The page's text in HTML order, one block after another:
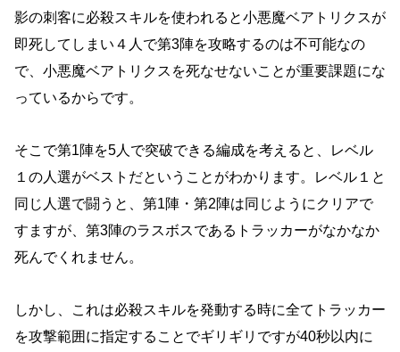
影の刺客に必殺スキルを使われると小悪魔ベアトリクスが
即死してしまい４人で第3陣を攻略するのは不可能なの
で、小悪魔ベアトリクスを死なせないことが重要課題にな
っているからです。
そこで第1陣を5人で突破できる編成を考えると、レベル
１の人選がベストだということがわかります。
レベル１と
同じ人選で闘うと、第1陣・第2陣は同じようにクリアで
すますが、第3陣のラスボスであるトラッカーがなかなか
死んでくれません。
しかし、これは必殺スキルを発動する時に全てトラッカー
を攻撃範囲に指定することでギリギリですが40秒以内に